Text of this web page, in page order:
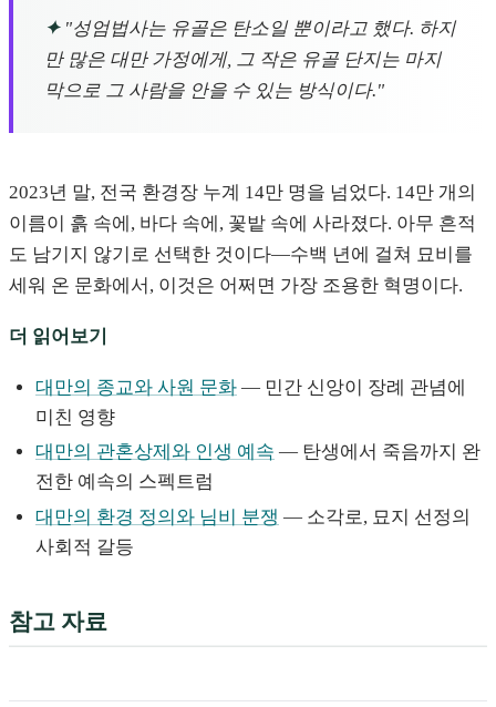
✦"성엄법사는 유골은 탄소일 뿐이라고 했다. 하지
만 많은 대만 가정에게, 그 작은 유골 단지는 마지
막으로 그 사람을 안을 수 있는 방식이다."
2023년 말, 전국 환경장 누계 14만 명을 넘었다. 14만 개의
이름이 흙 속에, 바다 속에, 꽃밭 속에 사라졌다. 아무 흔적
도 남기지 않기로 선택한 것이다—수백 년에 걸쳐 묘비를
세워 온 문화에서, 이것은 어쩌면 가장 조용한 혁명이다.
더 읽어보기
대만의 종교와 사원 문화 — 민간 신앙이 장례 관념에
미친 영향
대만의 관혼상제와 인생 예속 — 탄생에서 죽음까지 완
전한 예속의 스펙트럼
대만의 환경 정의와 님비 분쟁 — 소각로, 묘지 선정의
사회적 갈등
참고 자료